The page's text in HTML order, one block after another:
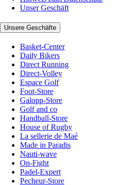
Unser Geschäft
Unsere Geschäfte
Basket-Center
Daily Bikers
Direct Running
Direct-Volley
Espace Golf
Foot-Store
Galopp-Store
Golf and co
Handball-Store
House of Rugby
La sellerie de Maé
Made in Paradis
Nauti-wave
On-Fight
Padel-Expert
Pecheur-Store